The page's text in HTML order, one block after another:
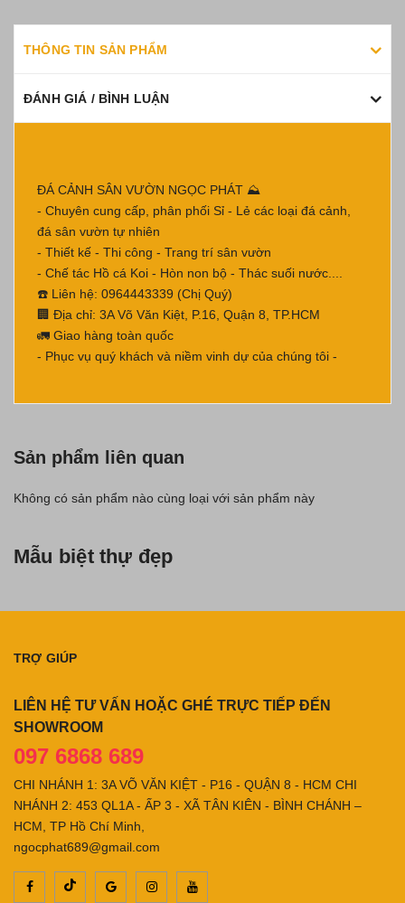
THÔNG TIN SẢN PHẨM
ĐÁNH GIÁ / BÌNH LUẬN
ĐÁ CẢNH SÂN VƯỜN NGỌC PHÁT ⛰
- Chuyên cung cấp, phân phối Sỉ - Lẻ các loại đá cảnh,
đá sân vườn tự nhiên
- Thiết kế - Thi công - Trang trí sân vườn
- Chế tác Hồ cá Koi - Hòn non bộ - Thác suối nước....
☎️ Liên hệ: 0964443339 (Chị Quý)
🏢 Địa chỉ: 3A Võ Văn Kiệt, P.16, Quận 8, TP.HCM
🚛 Giao hàng toàn quốc
- Phục vụ quý khách và niềm vinh dự của chúng tôi -
Sản phẩm liên quan
Không có sản phẩm nào cùng loại với sản phẩm này
Mẫu biệt thự đẹp
TRỢ GIÚP
LIÊN HỆ TƯ VẤN HOẶC GHÉ TRỰC TIẾP ĐẾN
SHOWROOM
097 6868 689
CHI NHÁNH 1: 3A VÕ VĂN KIỆT - P16 - QUẬN 8 - HCM CHI
NHÁNH 2: 453 QL1A - ẤP 3 - XÃ TÂN KIÊN - BÌNH CHÁNH –
HCM, TP Hồ Chí Minh,
ngocphat689@gmail.com